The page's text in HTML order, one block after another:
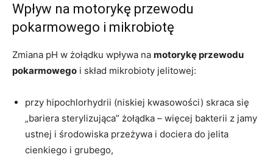
Wpływ na motorykę przewodu
pokarmowego i mikrobiotę
Zmiana pH w żołądku wpływa na motorykę przewodu
pokarmowego i skład mikrobioty jelitowej:
przy hipochlorhydrii (niskiej kwasowości) skraca się
„bariera sterylizująca” żołądka – więcej bakterii z jamy
ustnej i środowiska przeżywa i dociera do jelita
cienkiego i grubego,